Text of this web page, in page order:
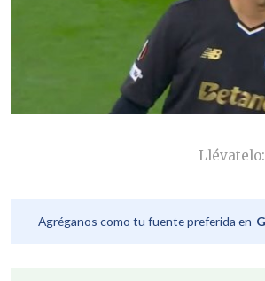
Llévatelo:
Agréganos como tu fuente preferida en